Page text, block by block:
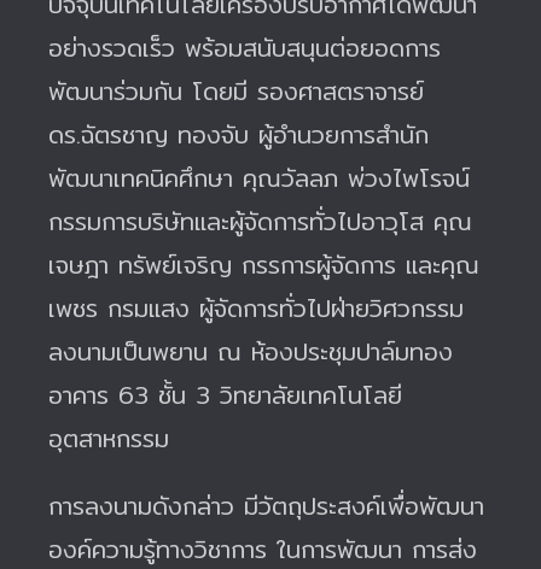
อย่างรวดเร็ว พร้อมสนับสนุนต่อยอดการ
พัฒนาร่วมกัน โดยมี รองศาสตราจารย์
ดร.ฉัตรชาญ ทองจับ ผู้อำนวยการสำนัก
พัฒนาเทคนิคศึกษา คุณวัลลภ พ่วงไพโรจน์
กรรมการบริษัทและผู้จัดการทั่วไปอาวุโส คุณ
เจษฎา ทรัพย์เจริญ กรรการผู้จัดการ และคุณ
เพชร กรมแสง ผู้จัดการทั่วไปฝ่ายวิศวกรรม
ลงนามเป็นพยาน ณ ห้องประชุมปาล์มทอง
อาคาร 63 ชั้น 3 วิทยาลัยเทคโนโลยี
อุตสาหกรรม
การลงนามดังกล่าว มีวัตถุประสงค์เพื่อพัฒนา
องค์ความรู้ทางวิชาการ ในการพัฒนา การส่ง